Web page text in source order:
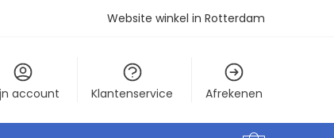
Website winkel in Rotterdam
account Klantenservice Afrekenen